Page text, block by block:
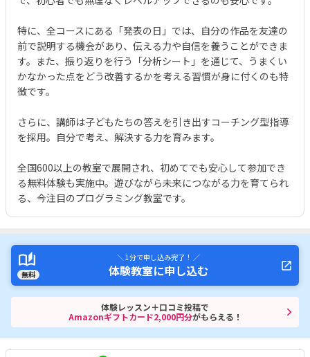
特に、全コースにある「発表の日」では、自分の作品を友達の
前で説明する機会があり、伝える力や自信を養うことができま
す。また、振り返りを行う「分析シート」を通じて、うまくい
かなかった点をどう改善するかを考える習慣が身に付くのも特
徴です。
さらに、講師は子どもたちの答えを引き出すコーチング型指導
を採用。自分で考え、解決する力を育みます。
全国600以上の教室で展開され、初めてでも安心して参加でき
る無料体験も実施中。遊びながら未来につながる力を育てられ
る、今注目のプログラミング教室です。
無料
＼ 1分で申し込み完了！ ／
体験教室に申し込む
体験レッスン＋口コミ投稿で
Amazonギフトカード2,000円分がもらえる！